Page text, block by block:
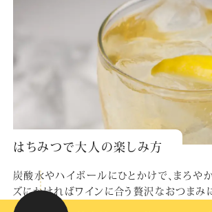
はちみつで大人の楽しみ方
炭酸水やハイボールにひとかけで、まろや
ズにかければワインに合う贅沢なおつまみに